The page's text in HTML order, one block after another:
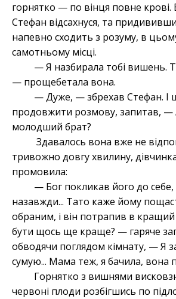
горнятко — по вінця повне крові.
Стефан відсахнуся, та
напевно сходить з розуму, в
самотньому місці.
— Я назбирала тобі вишень.
— прощебетала вона.
— Дуже, — збрехав Стефан. І
продовжити розмову, запитав, —
молодший брат?
Здавалось вона вже не
тривожно довгу хвилину,
промовила:
— Бог покликав його до себе,
назавжди... Тато каже йому
обраним, і він потрапив в
бути щось ще краще? — гаряче
обводячи поглядом кімнату, — Я
сумую... Мама теж, я бачила, вона
Горнятко з вишнями
червоні плоди розбігшись по